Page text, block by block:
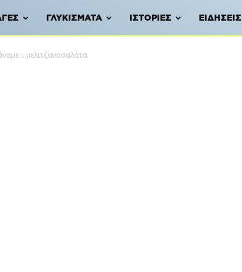
ΓΛΥΚΊΣΜΑΤΑ ΙΣΤΟΡΊΕΣ ΕΙΔΉΣΕΙΣ
…μελιτζανοσαλάτα